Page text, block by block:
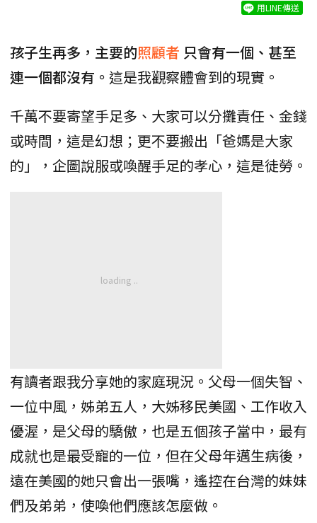
用LINE傳送
孩子生再多，主要的照顧者 只會有一個、甚至
連一個都沒有。 這是我觀察體會到的現實。
千萬不要寄望手足多、大家可以分攤責任、金錢
或時間，這是幻想；更不要搬出「爸媽是大家
的」，企圖說服或喚醒手足的孝心，這是徒勞。
有讀者跟我分享她的家庭現況。父母一個失智、
一位中風，姊弟五人，大姊移民美國、工作收入
優渥，是父母的驕傲，也是五個孩子當中，最有
成就也是最受寵的一位，但在父母年邁生病後，
遠在美國的她只會出一張嘴，遙控在台灣的妹妹
們及弟弟，使喚他們應該怎麼做。